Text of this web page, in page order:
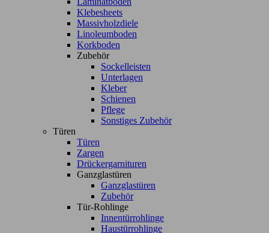
Klebesheets
Massivholzdiele
Linoleumboden
Korkboden
Zubehör
Sockelleisten
Unterlagen
Kleber
Schienen
Pflege
Sonstiges Zubehör
Türen
Türen
Zargen
Drückergarnituren
Ganzglastüren
Ganzglastüren
Zubehör
Tür-Rohlinge
Innentürrohlinge
Haustürrohlinge